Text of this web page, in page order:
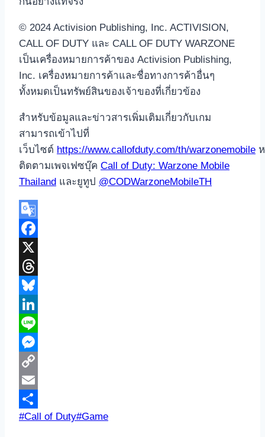
© 2024 Activision Publishing, Inc. ACTIVISION,
CALL OF DUTY และ CALL OF DUTY WARZONE
เป็นเครื่องหมายการค้าของ Activision Publishing,
Inc. เครื่องหมายการค้าและชื่อทางการค้าอื่นๆ
ทั้งหมดเป็นทรัพย์สินของเจ้าของที่เกี่ยวข้อง
สำหรับข้อมูลและข่าวสารเพิ่มเติมเกี่ยวกับเกม
สามารถเข้าไปที่
เว็บไซต์ https://www.callofduty.com/th/warzonemobile
ติดตามเพจเฟซบุ๊ค Call of Duty: Warzone Mobile
Thailand และยูทูป @CODWarzoneMobileTH
Google
Translate
Facebook
X
Threads
Bluesky
LinkedIn
Line
Messenger
Copy
Link
Email
Share
Post
#Call of Duty#Game